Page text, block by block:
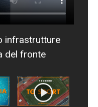
infrastrutture
del fronte